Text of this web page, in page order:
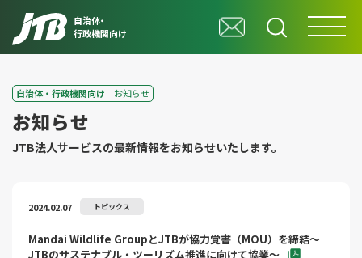
自治体・
行政機関向け
自治体・行政機関向け お知らせ
お知らせ
JTB法⼈サービスの最新情報をお知らせいたします。
2024.02.07 トピックス
Mandai Wildlife GroupとJTBが協力覚書（MOU）を締結～
JTBのサステナブル・ツーリズム推進に向けて協業～